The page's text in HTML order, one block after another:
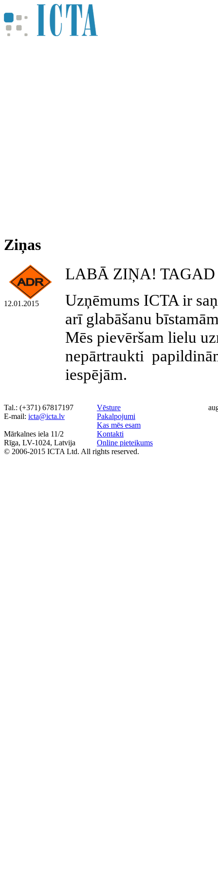
Ziņas
12.01.2015
LABĀ ZIŅA! TAGAD
Uzņēmums ICTA ir
arī glabāšanu
Mēs pievēršam lielu
nepārtraukti
iespējām.
Tal.: (+371) 67817197
Е-mail: icta@icta.lv
Mārkalnes iela 11/2
Rīga, LV-1024, Latvija
Vēsture
Pakalpojumi
Kas mēs esam
Kontakti
Online pieteikums
© 2006-2015 ICTA Ltd. All rights reserved.